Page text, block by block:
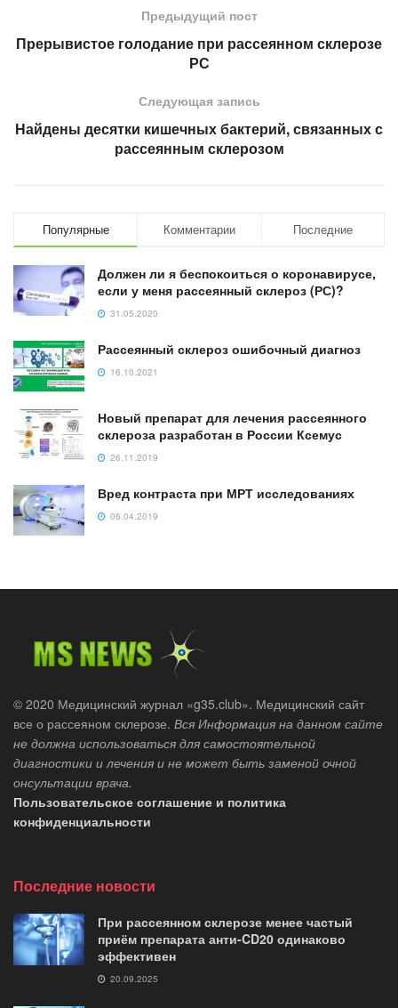
Предыдущий пост
Прерывистое голодание при рассеянном склерозе
РС
Следующая запись
Найдены десятки кишечных бактерий, связанных с
рассеянным склерозом
Популярные Комментарии Последние
Должен ли я беспокоиться о коронавирусе,
если у меня рассеянный склероз (РС)?
31.05.2020
Рассеянный склероз ошибочный диагноз
16.10.2021
Новый препарат для лечения рассеянного
склероза разработан в России Ксемус
26.11.2019
Вред контраста при МРТ исследованиях
06.04.2019
© 2020 Медицинский журнал «g35.club». Медицинский сайт
все о рассеяном склерозе. Вся Информация на данном сайте
не должна использоваться для самостоятельной
диагностики и лечения и не может быть заменой очной
онсультации врача.
Пользовательское соглашение и политика
конфиденциальности
Последние новости
При рассеянном склерозе менее частый
приём препарата анти-CD20 одинаково
эффективен
20.09.2025